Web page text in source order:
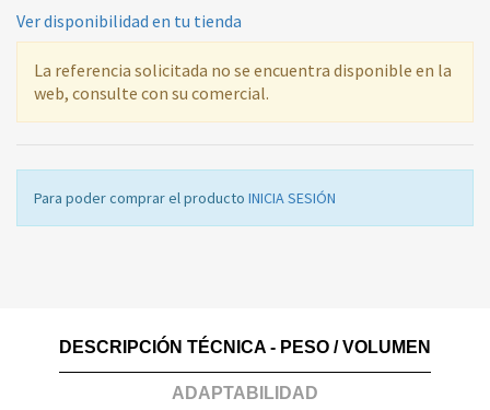
Ver disponibilidad en tu tienda
La referencia solicitada no se encuentra disponible en la
web, consulte con su comercial.
Para poder comprar el producto INICIA SESIÓN
DESCRIPCIÓN TÉCNICA - PESO / VOLUMEN
ADAPTABILIDAD